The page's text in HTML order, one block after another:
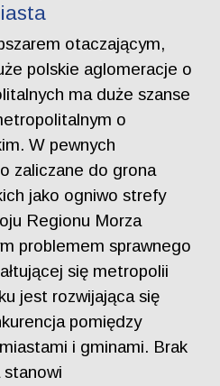
otaczającym,
polskie aglomeracje o
ma duże szanse
o
W pewnych
zaliczane do grona
jako ogniwo strefy
Regionu Morza
problemem sprawnego
się metropolii
jest rozwijająca się
pomiędzy
i gminami. Brak
stanowi